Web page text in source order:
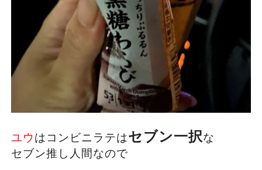
ユウはコンビニラテはセブン一択な
セブン推し人間なので